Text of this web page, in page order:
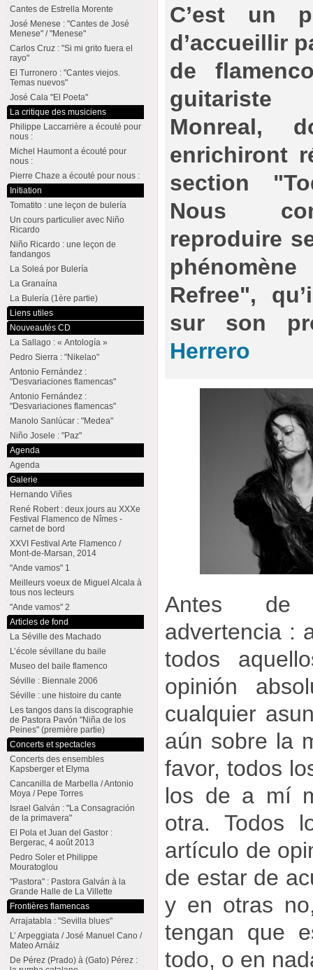
C’est un
d’accueillir
de
guitariste
Monreal,
enrichiront
section
Nous
reproduire
Refree",
sur son
Herrero
Antes de
advertencia :
todos
opinión
cualquier
aún sobre la
favor, todos
los de a mí
otra. Todos
artículo de
de estar de
y en otras
tengan que
todo, o en
Cantes de Estrella Morente
José Menese : "Cantes de José
Menese" / "Menese"
Carlos Cruz : "Si mi grito fuera el
rayo"
El Turronero : "Cantes viejos.
Temas nuevos"
José Cala "El Poeta"
La critique des musiciens
Philippe Laccarrière a écouté pour
nous :
Michel Haumont a écouté pour
nous :
Pierre Chaze a écouté pour nous :
Initiation
Tomatito : une leçon de bulería
Un cours particulier avec Niño
Ricardo
Niño Ricardo : une leçon de
fandangos
La Soleá por Bulería
La Granaína
La Bulería (1ère partie)
Liens utiles
Nouveautés CD
La Sallago : « Antología »
Pedro Sierra : "Nikelao"
Antonio Fernández :
"Desvariaciones flamencas"
Antonio Fernández :
"Desvariaciones flamencas"
Manolo Sanlúcar : "Medea"
Niño Josele : "Paz"
Agenda
Agenda
Galerie
Hernando Viñes
René Robert : deux jours au XXXe
Festival Flamenco de Nîmes -
carnet de bord
XXVI Festival Arte Flamenco /
Mont-de-Marsan, 2014
"Ande vamos" 1
Meilleurs voeux de Miguel Alcala à
tous nos lecteurs
"Ande vamos" 2
Articles de fond
La Séville des Machado
L’école sévillane du baile
Museo del baile flamenco
Séville : Biennale 2006
Séville : une histoire du cante
Les tangos dans la discographie
de Pastora Pavón "Niña de los
Peines" (première partie)
Concerts et spectacles
Concerts des ensembles
Kapsberger et Elyma
Cancanilla de Marbella / Antonio
Moya / Pepe Torres
Israel Galván : "La Consagración
de la primavera"
El Pola et Juan del Gastor :
Bergerac, 4 août 2013
Pedro Soler et Philippe
Mouratoglou
"Pastora" : Pastora Galván à la
Grande Halle de La Villette
Frontières flamencas
Arrajatabla : "Sevilla blues"
L’ Arpeggiata / José Manuel Cano /
Mateo Arnáiz
De Pérez (Prado) à (Gato) Pérez :